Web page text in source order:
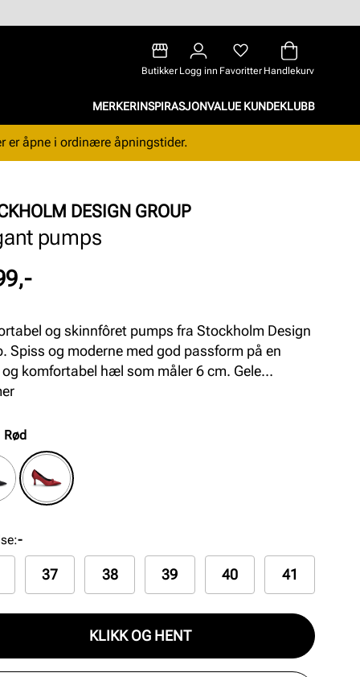
Butikker Logg inn Favoritter Handlekurv
MERKERINSPIRASJONVALUE KUNDEKLUBB
er åpne i ordinære åpningstider.
DESIGN GROUP
pumps
og skinnfôret pumps fra Stockholm Design
Spiss og moderne med god passform på en
komfortabel hæl som måler 6 cm. Gele
for økt komfort. Finnes i sort og rødt.
Rød
:-
37 38 39 40 41
KLIKK OG HENT